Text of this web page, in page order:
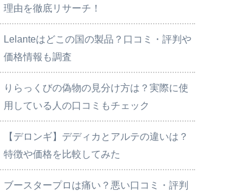
理由を徹底リサーチ！
Lelanteはどこの国の製品？口コミ・評判や
価格情報も調査
りらっくびの偽物の見分け方は？実際に使
用している人の口コミもチェック
【デロンギ】デディカとアルテの違いは？
特徴や価格を比較してみた
ブースタープロは痛い？悪い口コミ・評判